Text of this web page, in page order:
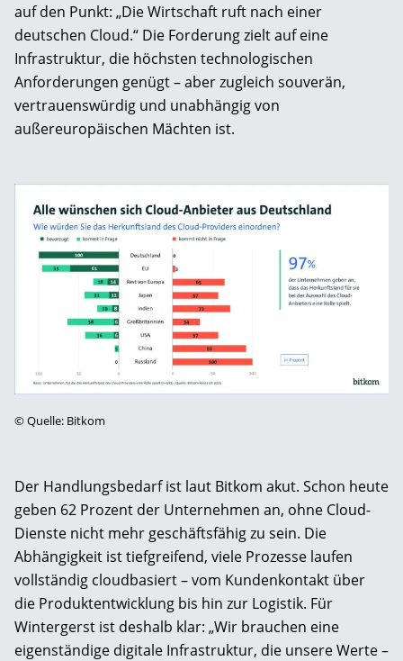
auf den Punkt: „Die Wirtschaft ruft nach einer
deutschen Cloud.“ Die Forderung zielt auf eine
Infrastruktur, die höchsten technologischen
Anforderungen genügt – aber zugleich souverän,
vertrauenswürdig und unabhängig von
außereuropäischen Mächten ist.
©Quelle: Bitkom
Der Handlungsbedarf ist laut Bitkom akut. Schon heute
geben 62 Prozent der Unternehmen an, ohne Cloud-
Dienste nicht mehr geschäftsfähig zu sein. Die
Abhängigkeit ist tiefgreifend, viele Prozesse laufen
vollständig cloudbasiert – vom Kundenkontakt über
die Produktentwicklung bis hin zur Logistik. Für
Wintergerst ist deshalb klar: „Wir brauchen eine
eigenständige digitale Infrastruktur, die unsere Werte –